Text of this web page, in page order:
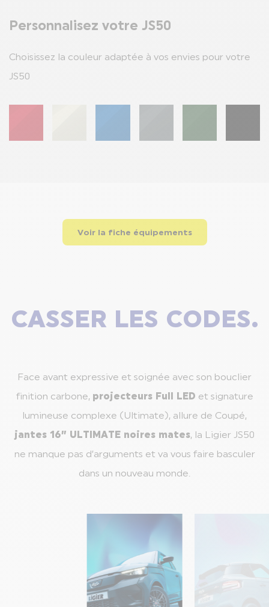
Personnalisez votre JS50
Choisissez la couleur adaptée à vos envies pour votre
JS50
Voir la fiche équipements
CASSER LES CODES.
Face avant expressive et soignée avec son bouclier
finition carbone, projecteurs Full LED et signature
lumineuse complexe (Ultimate), allure de Coupé,
jantes 16” ULTIMATE noires mates, la Ligier JS50
ne manque pas d’arguments et va vous faire basculer
dans un nouveau monde.